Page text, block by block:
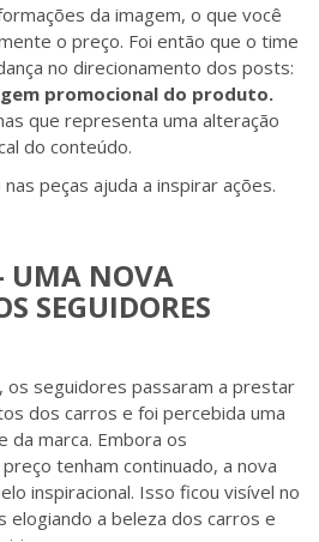
da imagem, o que você
o preço. Foi então que o time
no direcionamento dos posts:
promocional do produto.
que representa uma alteração
do conteúdo.
peças ajuda a inspirar ações.
UMA NOVA
SEGUIDORES
os seguidores passaram a prestar
dos carros e foi percebida uma
da marca. Embora os
tenham continuado, a nova
inspiracional. Isso ficou visível no
elogiando a beleza dos carros e